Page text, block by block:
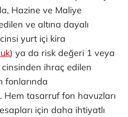
Hazine ve Maliye
ve altına dayalı
yurt içi kira
) ya da risk değeri 1 veya
cinsinden ihraç edilen
fonlarında
Hem tasarruf fon havuzları
için daha ihtiyatlı